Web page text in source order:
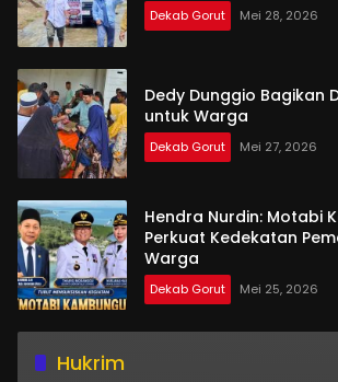
Dekab Gorut Mei 28, 2026
Dedy Dunggio Bagikan
untuk Warga
Dekab Gorut Mei 27, 2026
Hendra Nurdin: Motabi
Perkuat Kedekatan
Warga
Dekab Gorut Mei 25, 2026
Hukrim